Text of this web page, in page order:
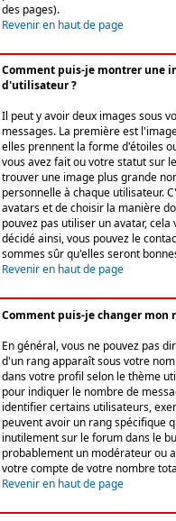
des pages).
Revenir en haut de page
Comment puis-je montrer une
d'utilisateur ?
Il peut y avoir deux images sous
messages. La première est
elles prennent la forme d'étoiles
vous avez fait ou votre statut sur
trouver une image plus grande
personnelle à chaque utilisateur.
avatars et de choisir la manière
pouvez pas utiliser un avatar,
décidé ainsi, vous pouvez le
sommes sûr qu'elles seront
Revenir en haut de page
Comment puis-je changer mon
En général, vous ne pouvez pas
d'un rang apparaît sous votre
dans votre profil selon le thème
pour indiquer le nombre de
identifier certains utilisateurs,
peuvent avoir un rang spécifique
inutilement sur le forum dans le
probablement un modérateur ou
votre compte de votre nombre
Revenir en haut de page